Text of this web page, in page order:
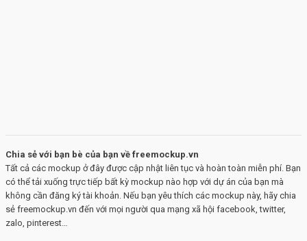
Chia sẻ với bạn bè của bạn về freemockup.vn
Tất cả các mockup ở đây được cập nhật liên tục và hoàn toàn miễn phí. Bạn
có thể tải xuống trực tiếp bất kỳ mockup nào hợp với dự án của bạn mà
không cần đăng ký tài khoản. Nếu bạn yêu thích các mockup này, hãy chia
sẻ freemockup.vn đến với mọi người qua mạng xã hội facebook, twitter,
zalo, pinterest…